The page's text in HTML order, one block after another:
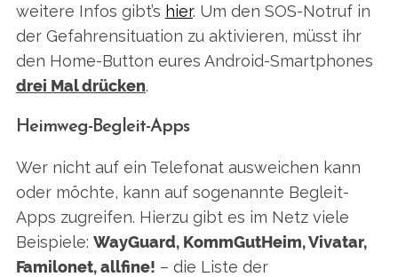
weitere Infos gibt’s hier. Um den SOS-Notruf in
der Gefahrensituation zu aktivieren, müsst ihr
den Home-Button eures Android-Smartphones
drei Mal drücken.
Heimweg-Begleit-Apps
Wer nicht auf ein Telefonat ausweichen kann
oder möchte, kann auf sogenannte Begleit-
Apps zugreifen. Hierzu gibt es im Netz viele
Beispiele: WayGuard, KommGutHeim, Vivatar,
Familonet, allfine! – die Liste der